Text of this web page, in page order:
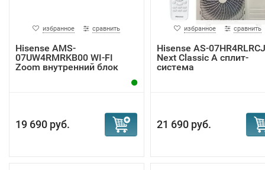
избранное сравнить
Hisense AMS-
07UW4RMRKB00 WI-FI
Zoom внутренний блок
19 690 руб.
избранное сравнить
Hisense AS-
Next Classic A сплит-
система
21 690 руб.